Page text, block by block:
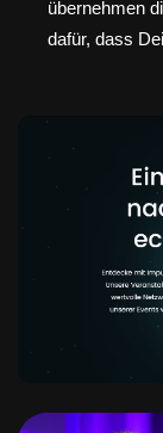
übernehmen
dafür, dass